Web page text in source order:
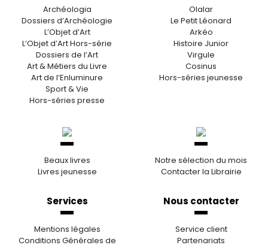
Archéologia
Dossiers d’Archéologie
L’Objet d’Art
L’Objet d’Art Hors-série
Dossiers de l’Art
Art & Métiers du Livre
Art de l’Enluminure
Sport & Vie
Hors-séries presse
Olalar
Le Petit Léonard
Arkéo
Histoire Junior
Virgule
Cosinus
Hors-séries jeunesse
Beaux livres
Livres jeunesse
Notre sélection du mois
Contacter la Librairie
Services
Mentions légales
Conditions Générales de
Nous contacter
Service client
Partenariats